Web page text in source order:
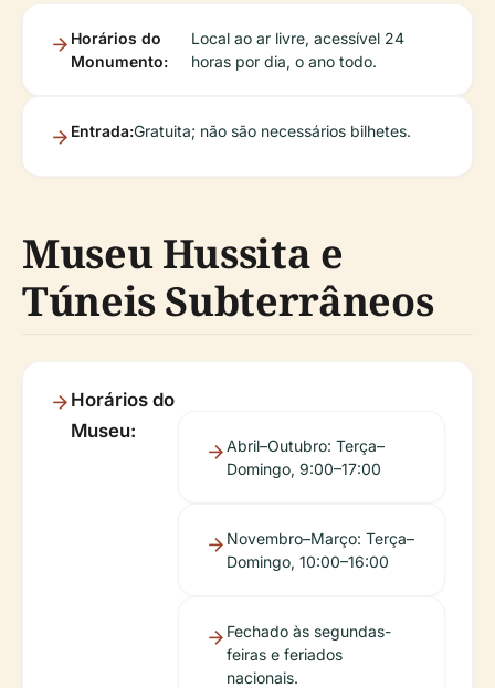
Horários do
Monumento:
Local ao ar livre, acessível 24
horas por dia, o ano todo.
Entrada:Gratuita; não são necessários bilhetes.
Museu Hussita e
Túneis Subterrâneos
Horários do
Museu:
Abril–Outubro: Terça–
Domingo, 9:00–17:00
Novembro–Março: Terça–
Domingo, 10:00–16:00
Fechado às segundas-
feiras e feriados
nacionais.